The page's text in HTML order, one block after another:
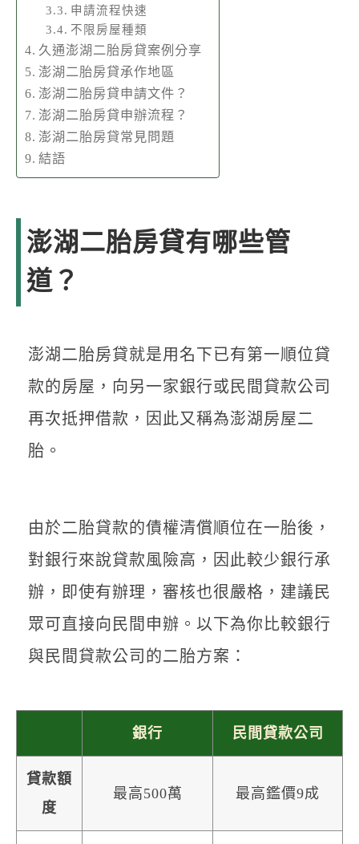
申請流程快速
不限房屋種類
久通澎湖二胎房貸案例分享
澎湖二胎房貸承作地區
澎湖二胎房貸申請文件？
澎湖二胎房貸申辦流程？
澎湖二胎房貸常見問題
結語
澎湖二胎房貸有哪些管
道？
澎湖二胎房貸就是用名下已有第一順位貸
款的房屋，向另一家銀行或民間貸款公司
再次抵押借款，因此又稱為澎湖房屋二
胎。
由於二胎貸款的債權清償順位在一胎後，
對銀行來說貸款風險高，因此較少銀行承
辦，即使有辦理，審核也很嚴格，建議民
眾可直接向民間申辦。以下為你比較銀行
與民間貸款公司的二胎方案：
銀行 民間貸款公司
貸款額
度
最高500萬 最高鑑價9成